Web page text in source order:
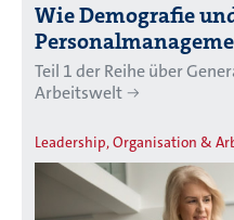
Wie Demografie
Teil 1 der Reihe über
Arbeitswelt
Leadership, Organisation &